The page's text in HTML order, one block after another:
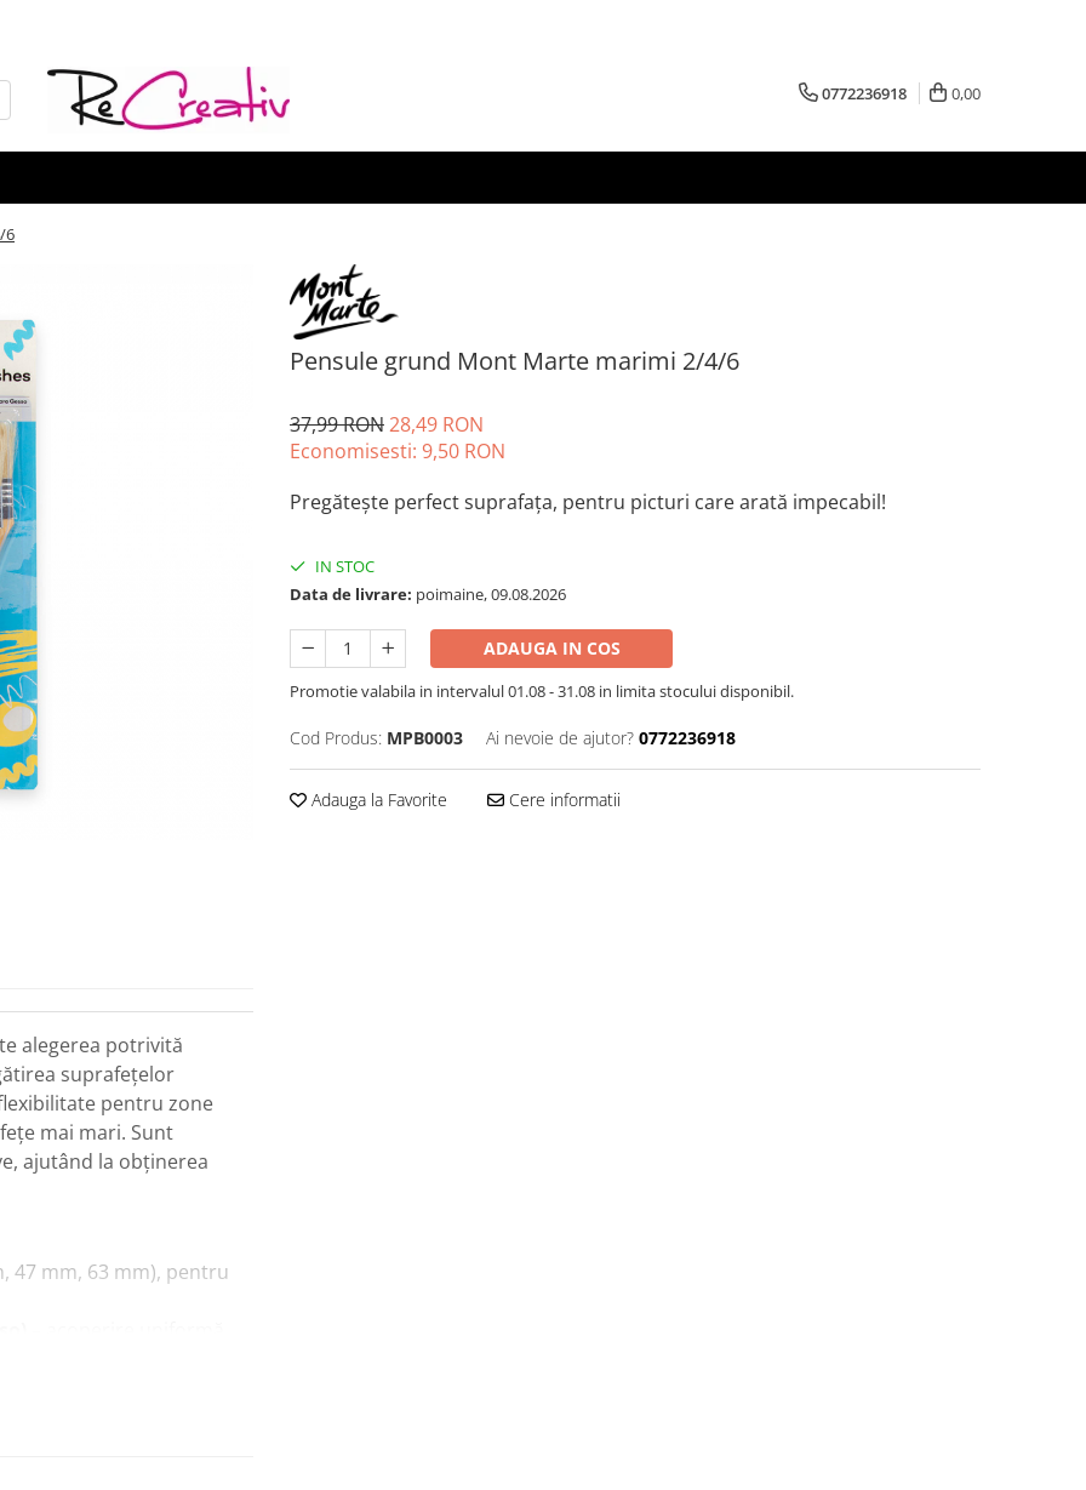
0772236918 0,00
6
Pensule grund Mont Marte marimi 2/4/6
37,99 RON28,49 RON
Economisesti: 9,50 RON
Pregătește perfect suprafața, pentru picturi care arată impecabil!
IN STOC
Data de livrare: poimaine, 09.08.2026
ADAUGA IN COS
Promotie valabila in intervalul 01.08 - 31.08 in limita stocului disponibil.
Cod Produs: MPB0003 Ai nevoie de ajutor? 0772236918
Adauga la Favorite Cere informatii
alegerea potrivită
suprafețelor
pentru zone
mai mari. Sunt
ajutând la obținerea
47 mm, 63 mm), pentru